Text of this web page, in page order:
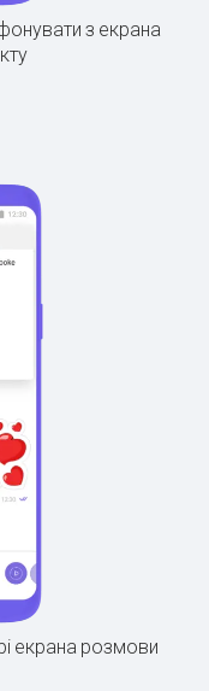
з екрана
екрана розмови